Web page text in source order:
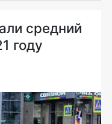
средний
году